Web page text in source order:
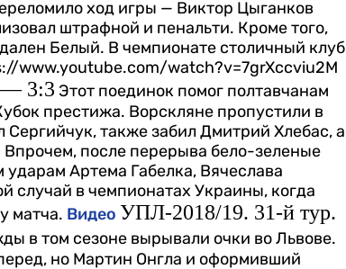
ход игры — Виктор Цыганков
штрафной и пенальти. Кроме того,
Белый. В чемпионате столичный клуб
www.youtube.com/watch?v=7grXccviu2M
— 3:3 Этот поединок помог полтавчанам
престижа. Ворскляне пропустили в
также забил Дмитрий Хлебас, а
после перерыва бело-зеленые
ударам Артема Габелка, Вячеслава
случай в чемпионатах Украины, когда
матча. Видео УПЛ-2018/19. 31-й тур.
в том сезоне вырывали очки во Львове.
но Мартин Онгла и оформивший